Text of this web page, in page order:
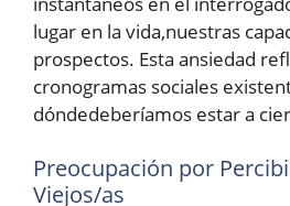
lugar en la vida,nuestras
prospectos. Esta ansiedad
cronogramas sociales
dóndedeberíamos estar a
Preocupación por
Viejos/as